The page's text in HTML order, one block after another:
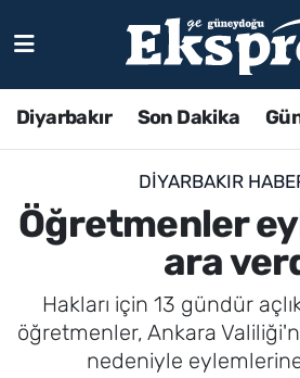
Diyarbakır Son Dakika
DIYARBAKIR
Öğretmenler
ara
Hakları için 13 gündür
öğretmenler, Ankara
nedeniyle